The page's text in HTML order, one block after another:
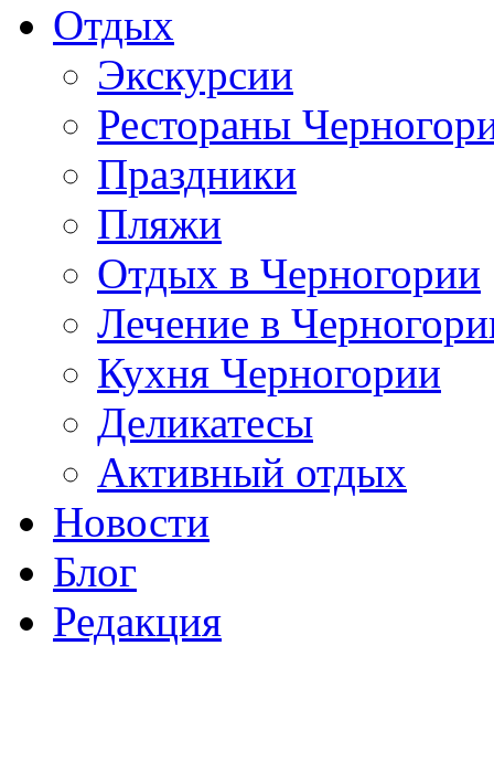
Отдых
Экскурсии
Рестораны
Праздники
Пляжи
Отдых в Черногории
Лечение в
Кухня Черногории
Деликатесы
Активный отдых
Новости
Блог
Редакция